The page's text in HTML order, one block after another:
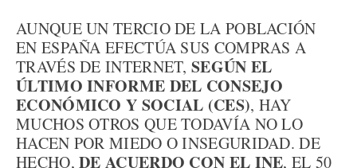
AUNQUE UN TERCIO DE LA POBLACIÓN
EN ESPAÑA EFECTÚA SUS COMPRAS A
TRAVÉS DE INTERNET,SEGÚN EL
ÚLTIMO INFORME DEL CONSEJO
ECONÓMICO Y SOCIAL (CES), HAY
MUCHOS OTROS QUE TODAVÍA NO LO
HACEN POR MIEDO O INSEGURIDAD. DE
HECHO,DE ACUERDO CON EL INE, EL 50